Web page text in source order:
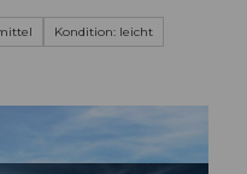
Kondition: leicht